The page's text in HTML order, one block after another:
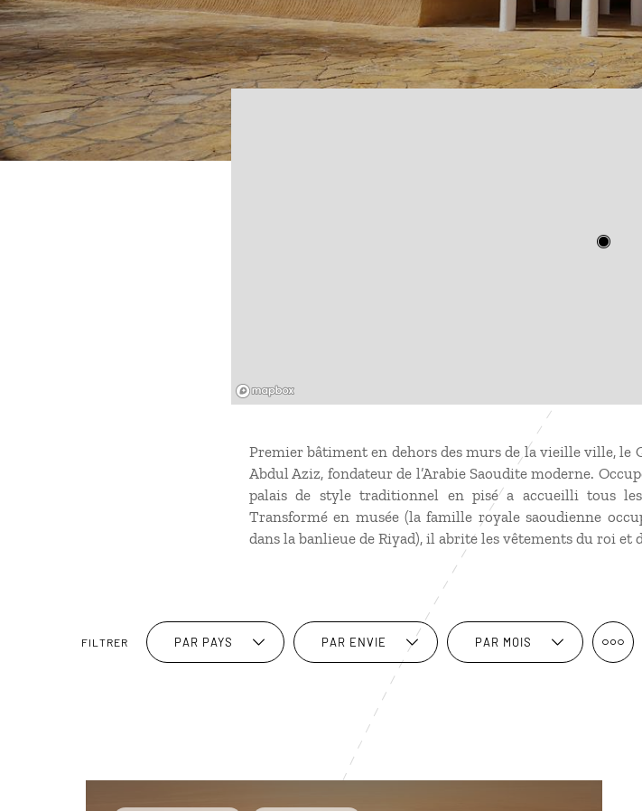
Premier bâtiment en dehors des murs de la vieille ville, le
Abdul Aziz, fondateur de l’Arabie Saoudite moderne.
palais de style traditionnel en pisé a accueilli tous
Transformé en musée (la famille royale saoudienne
dans la banlieue de Riyad), il abrite les vêtements du roi
FILTRER PAR PAYS PAR ENVIE PAR MOIS